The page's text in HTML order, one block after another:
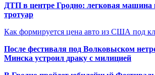
ДТП в центре Гродно: легковая машина
тротуар
Как формируется цена авто из США под
После фестиваля под Волковыском
Минска устроил драку с милицией